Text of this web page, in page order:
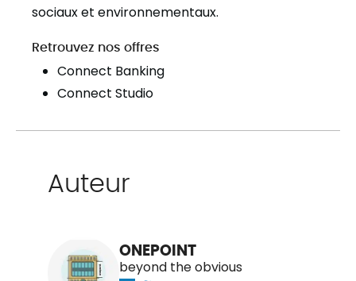
sociaux et environnementaux.
Retrouvez nos offres
Connect Banking
Connect Studio
Auteur
ONEPOINT
beyond the obvious